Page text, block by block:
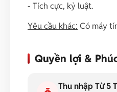
- Tích cực, kỷ luật.
Yêu cầu khác: Có máy
Quyền lợi &
Thu nhập Từ 5